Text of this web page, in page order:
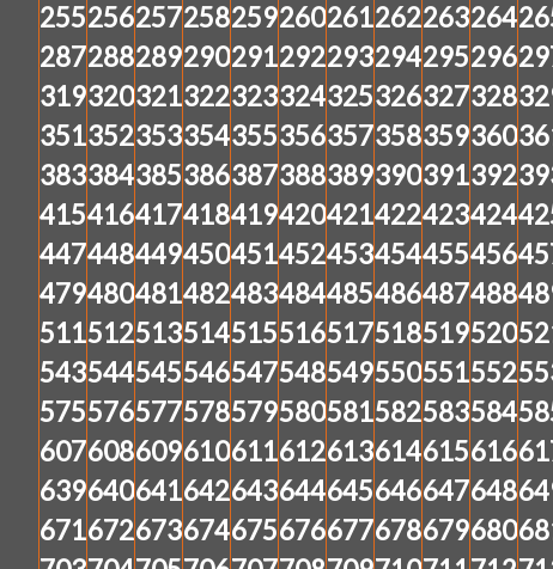
255256257258259260261262263264
287288289290291292293294295296
319320321322323324325326327328
351352353354355356357358359360
383384385386387388389390391392
415416417418419420421422423424
447448449450451452453454455456
479480481482483484485486487488
511512513514515516517518519520
543544545546547548549550551552
575576577578579580581582583584
607608609610611612613614615616
639640641642643644645646647648
671672673674675676677678679680